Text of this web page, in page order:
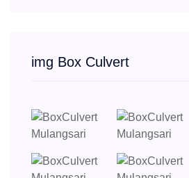
img Box Culvert